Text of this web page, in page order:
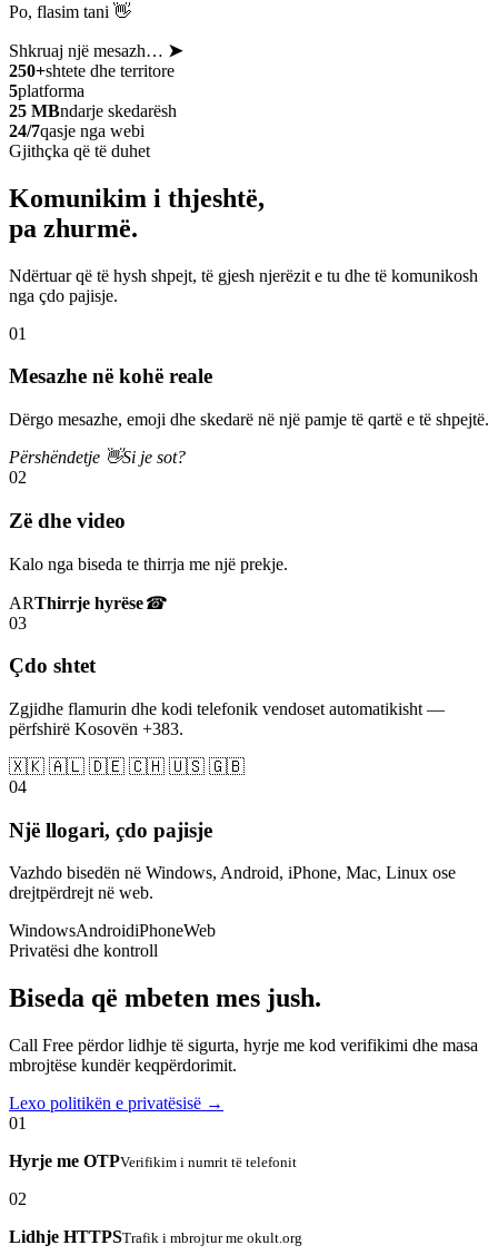
Po, flasim tani 👋
Shkruaj një mesazh… ➤
250+shtete dhe territore
5platforma
25 MBndarje skedarësh
24/7qasje nga webi
Gjithçka që të duhet
Komunikim i thjeshtë,
pa zhurmë.
Ndërtuar që të hysh shpejt, të gjesh njerëzit e tu dhe të komunikosh
nga çdo pajisje.
01
Mesazhe në kohë reale
Dërgo mesazhe, emoji dhe skedarë në një pamje të qartë e të shpejtë.
Përshëndetje 👋Si je sot?
02
Zë dhe video
Kalo nga biseda te thirrja me një prekje.
ARThirrje hyrëse☎
03
Çdo shtet
Zgjidhe flamurin dhe kodi telefonik vendoset automatikisht —
përfshirë Kosovën +383.
🇽🇰 🇦🇱 🇩🇪 🇨🇭 🇺🇸 🇬🇧
04
Një llogari, çdo pajisje
Vazhdo bisedën në Windows, Android, iPhone, Mac, Linux ose
drejtpërdrejt në web.
WindowsAndroidiPhoneWeb
Privatësi dhe kontroll
Biseda që mbeten mes jush.
Call Free përdor lidhje të sigurta, hyrje me kod verifikimi dhe masa
mbrojtëse kundër keqpërdorimit.
Lexo politikën e privatësisë →
01
Hyrje me OTPVerifikim i numrit të telefonit
02
Lidhje HTTPSTrafik i mbrojtur me okult.org